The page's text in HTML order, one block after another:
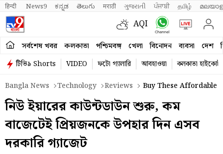
हिन्दी News9 ಕನ್ನಡ తెలుగు मराठी ગુજરાતી ਪੰਜਾਬੀ தமிழ்
AQI
সর্বশেষ খবর কলকাতা পশ্চিমবঙ্গ খেলা বিনোদন ব্যবসা দেশ
টিভি৯ Shorts VIDEO ফটো গ্যালারি আবহাওয়া
কলকাতা হাইকোর্ট
Bangla News
Technology Reviews Buy These Affordable
নিউ ইয়ারের কাউন্টডাউন শুরু, কম
বাজেটেই প্রিয়জনকে উপহার দিন এসব
দরকারি গ্যাজেট